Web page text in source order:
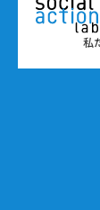
私